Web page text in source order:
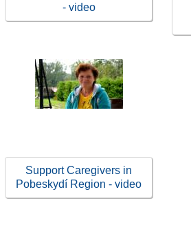
- video
Support Caregivers in
Pobeskydí Region - video